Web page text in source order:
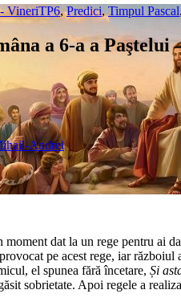
VineriTP6,Predici,Timpul Pascal,
a 6-a a Paştelui
Andrei
dat la un rege pentru ai
pe acest rege, iar
el spunea fără încetare, Și
sobrietate. Apoi regele a